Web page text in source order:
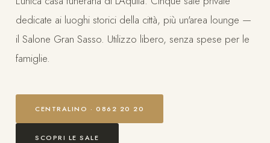
dedicate ai luoghi storici della città, più un'area lounge —
il Salone Gran Sasso. Utilizzo libero, senza spese per le
famiglie.
CENTRALINO · 0862 20 20
SCOPRI LE SALE